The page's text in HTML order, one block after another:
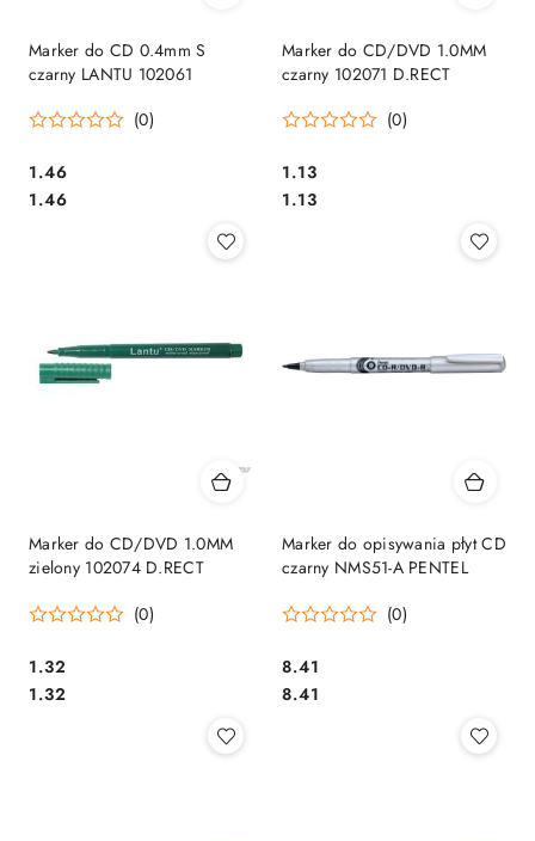
Marker do CD 0.4mm S
czarny LANTU 102061
(0)
Cena:
1.46
Cena:
1.46
Marker do CD/DVD 1.0MM
czarny 102071 D.RECT
(0)
Cena:
1.13
Cena:
1.13
Marker do CD/DVD 1.0MM
zielony 102074 D.RECT
(0)
Cena:
1.32
Cena:
1.32
Marker do opisywania płyt CD
czarny NMS51-A PENTEL
(0)
Cena:
8.41
Cena:
8.41